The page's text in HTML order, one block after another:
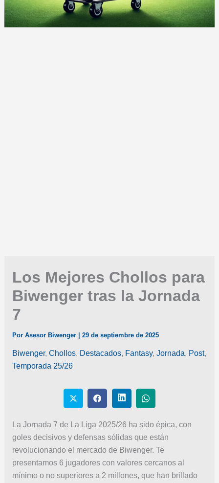
Los Mejores Chollos para
Biwenger tras la Jornada
7
Por Asesor Biwenger 29 de septiembre de 2025
Biwenger, Chollos, Destacados, Fantasy, Jornada, Post,
Temporada 25/26
La Jornada 7 de La Liga 2025/26 ha sido épica, con
goles decisivos y defensas sólidas que están
revolucionando el mercado de Biwenger. Te
presentamos 6 jugadores con valores cercanos al
mínimo o no superiores a 2 millones, que han brillado